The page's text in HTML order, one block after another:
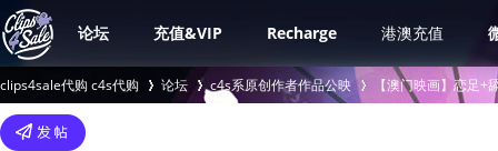
论坛 充值&VIP Recharge 港澳充值
clips4sale代购 c4s代购 论坛 c4s系原创作者作品公映 【澳门映画】恋足+